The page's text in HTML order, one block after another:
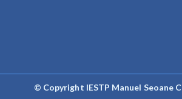
© Copyright IESTP Manuel Seoane